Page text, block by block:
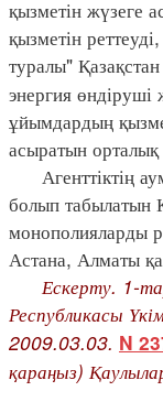
қызметін жүзеге
қызметін
туралы"
энергия
ұйымдардың
асыратын
Агенттіктің
болып табылатын
монополияларды
Астана, Алматы
Ескерту. 1-
Республикасы
2009.03.03. N
қараңыз)